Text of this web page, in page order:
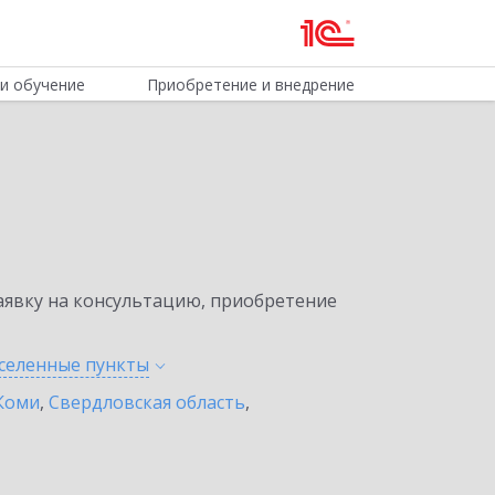
обучение Приобретение и внедрение
на консультацию, приобретение
пункты
, Свердловская область,